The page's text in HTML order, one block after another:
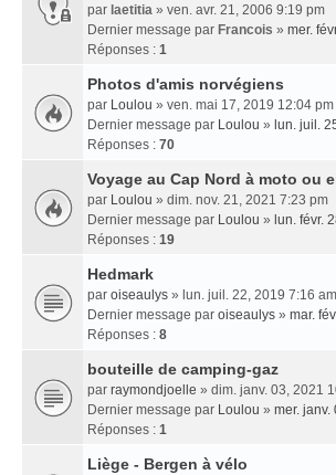
par laetitia » ven. avr. 21, 2006 9:19 pm
Dernier message par Francois » mer.
Réponses : 1
Photos d'amis norvégiens
par Loulou » ven. mai 17, 2019 12:04 pm
Dernier message par Loulou » lun. juil.
Réponses : 70
Voyage au Cap Nord à moto ou
par Loulou » dim. nov. 21, 2021 7:23 pm
Dernier message par Loulou » lun. févr.
Réponses : 19
Hedmark
par oiseaulys » lun. juil. 22, 2019 7:16 am
Dernier message par oiseaulys » mar.
Réponses : 8
bouteille de camping-gaz
par raymondjoelle » dim. janv. 03, 2021
Dernier message par Loulou » mer. janv.
Réponses : 1
Liège - Bergen à vélo